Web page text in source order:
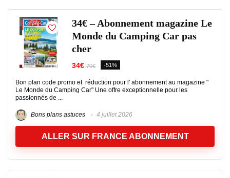
34€ – Abonnement magazine Le
Monde du Camping Car pas
cher
34€ 70€ -51%
Bon plan code promo et réduction pour l' abonnement au magazine "
Le Monde du Camping Car" Une offre exceptionnelle pour les
passionnés de ...
Bons plans astuces 4 juillet 2026
ALLER SUR FRANCE ABONNEMENT